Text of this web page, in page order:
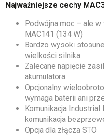
Najważniejsze cechy
Podwójna moc – ale
MAC141 (134 W)
Bardzo wysoki
wielkości silnika
Zalecane napięcie
akumulatora
Opcjonalny
wymaga baterii ani
Komunikacja Industrial
komunikacja
Opcja dla złącza STO